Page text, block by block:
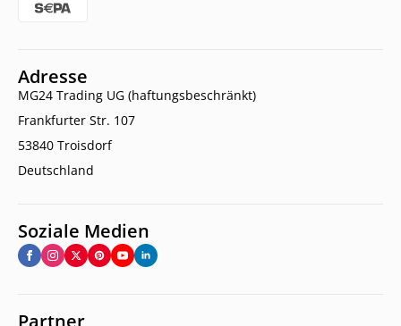
Adresse
MG24 Trading UG (haftungsbeschränkt)
Frankfurter Str. 107
53840 Troisdorf
Deutschland
Soziale Medien